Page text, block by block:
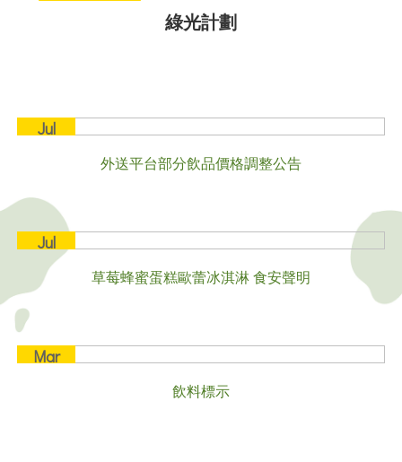
綠光計劃
Jul
外送平台部分飲品價格調整公告
Jul
16
2026 草莓蜂蜜蛋糕歐蕾冰淇淋 食安聲明
Mar
飲料標示